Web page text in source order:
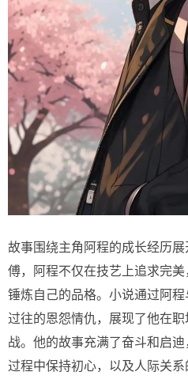
故事围绕主角阿程的成长经历
傅，阿程不仅在技艺上追求完
锤炼自己的品格。小说通过阿
过往的恩怨情仇，展现了他在
战。他的故事充满了奋斗和启
过程中保持初心，以及人际关系